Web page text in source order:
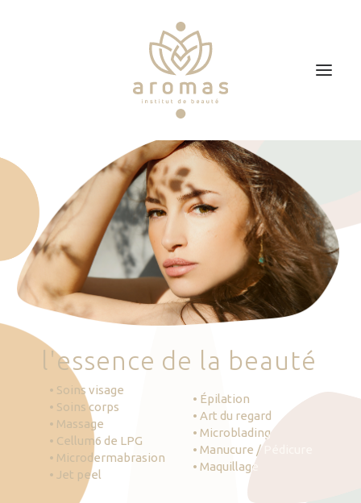
Soins
Je veux faire un bon cadeau
Plan d’accès
Prendre RDV
'essence de la beauté
• Soins visage
• Soins corps
• Massage
• Cellum6 de LPG
• Microdermabrasion
• Jet peel
• Épilation
• Art du regard
• Microblading
• Manucure / Pédicure
• Maquillage